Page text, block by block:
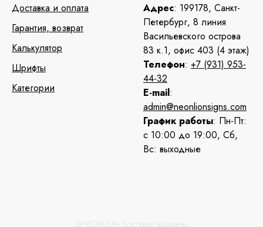
Доставка и оплата
Гарантия, возврат
Калькулятор
Шрифты
Категории
Адрес: 199178, Санкт-
Петербург, 8 линия
Васильевского острова
83 к.1, офис 403 (4 этаж)
Телефон: +7 (931) 953-
44-32
E-mail:
admin@neonlionsigns.com
График работы: Пн-Пт:
с 10:00 до 19:00, Сб,
Вс: выходные
© NEONLION. Все права защищены.